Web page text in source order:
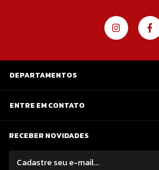
DEPARTAMENTOS
ENTRE EM CONTATO
RECEBER NOVIDADES